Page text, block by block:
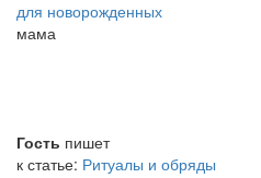
для новорожденных
мама
Гость пишет
к статье: Ритуалы и обряды